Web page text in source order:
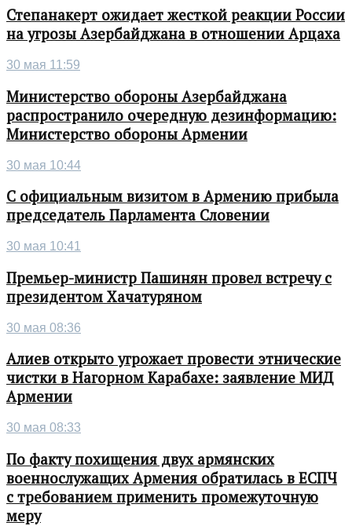
Степанакерт ожидает жесткой реакции России
на угрозы Азербайджана в отношении Арцаха
30 мая 11:59
Министерство обороны Азербайджана
распространило очередную дезинформацию:
Министерство обороны Армении
30 мая 10:44
С официальным визитом в Армению прибыла
председатель Парламента Словении
30 мая 10:41
Премьер-министр Пашинян провел встречу с
президентом Хачатуряном
30 мая 08:36
Алиев открыто угрожает провести этнические
чистки в Нагорном Карабахе: заявление МИД
Армении
30 мая 08:33
По факту похищения двух армянских
военнослужащих Армения обратилась в ЕСПЧ
с требованием применить промежуточную
меру